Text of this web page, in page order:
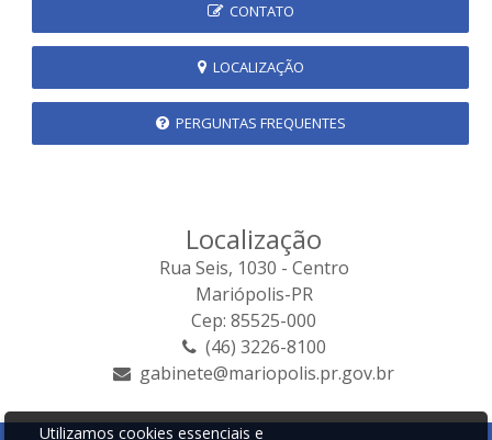
CONTATO
LOCALIZAÇÃO
PERGUNTAS FREQUENTES
Localização
Rua Seis, 1030 - Centro
Mariópolis-PR
Cep: 85525-000
(46) 3226-8100
gabinete@mariopolis.pr.gov.br
Utilizamos cookies essenciais e